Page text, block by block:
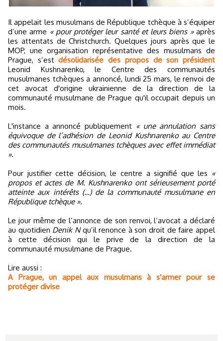
Il appelait les musulmans de République tchèque à s’équiper
d’une arme « pour protéger leur santé et leurs biens »après
les attentats de Christchurch. Quelques jours après que le
MOP, une organisation représentative des musulmans de
Prague, s’estdésolidarisée des propos de son président
Leonid Kushnarenko, le Centre des communautés
musulmanes tchèques a annoncé, lundi 25 mars, le renvoi de
cet avocat d'origine ukrainienne de la direction de la
communauté musulmane de Prague qu'il occupait depuis un
mois.
L'instance a annoncé publiquement « une annulation sans
équivoque de l’adhésion de Leonid Kushnarenko au Centre
des communautés musulmanes tchèques avec effet immédiat
».
Pour justifier cette décision, le centre a signifié que les «
propos et actes de M. Kushnarenko ont sérieusement porté
atteinte aux intérêts (…) de la communauté musulmane en
République tchèque ».
Le jour même de l’annonce de son renvoi, l’avocat a déclaré
au quotidien Denik Nqu’il renonce à son droit de faire appel
à cette décision qui le prive de la direction de la
communauté musulmane de Prague.
Lire aussi :
A Prague, un appel aux musulmans à s'armer pour se
protéger divise